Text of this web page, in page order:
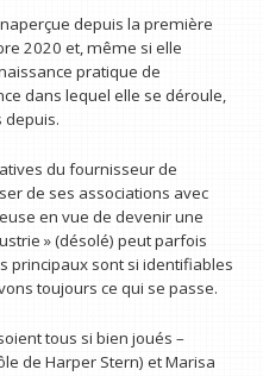
depuis la première
2020 et, même si elle
pratique de
dans lequel elle se déroule,
depuis.
du fournisseur de
de ses associations avec
en vue de devenir une
» (désolé) peut parfois
principaux sont si identifiables
toujours ce qui se passe.
tous si bien joués –
de Harper Stern) et Marisa